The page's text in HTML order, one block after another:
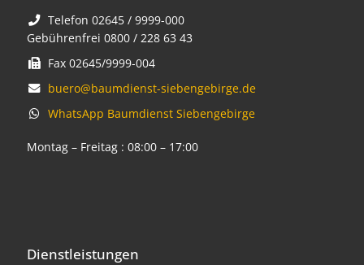
Telefon 02645 / 9999-000
Gebührenfrei 0800 / 228 63 43
Fax 02645/9999-004
buero@baumdienst-siebengebirge.de
WhatsApp Baumdienst Siebengebirge
Montag – Freitag : 08:00 – 17:00
Dienstleistungen